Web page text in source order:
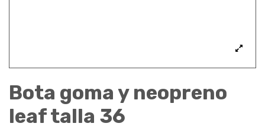
Bota goma y neopreno
leaf talla 36